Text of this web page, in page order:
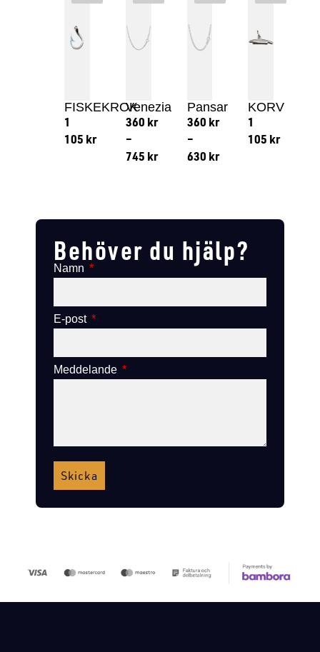
FISKEKROK
1
105 kr
Venezia
360 kr
–
745 kr
Pansar
360 kr
–
630 kr
KORV
1
105 kr
Behöver du hjälp?
Namn
E-post
Meddelande
Skicka